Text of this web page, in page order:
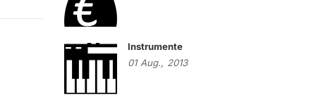
Instrumente
01 Aug., 2013